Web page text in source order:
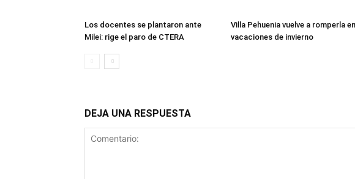
Los docentes se plantaron ante
Milei: rige el paro de CTERA
Villa Pehuenia vuelve a romperla en
vacaciones de invierno
DEJA UNA RESPUESTA